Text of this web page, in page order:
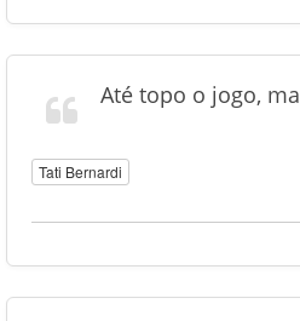
Até topo o jogo,
Tati Bernardi